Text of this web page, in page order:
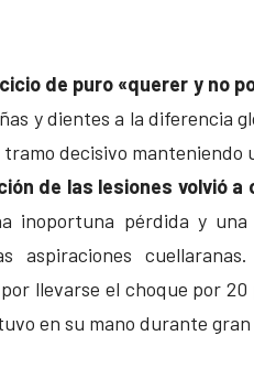
de puro «querer y no
y dientes a la diferencia
tramo decisivo
de las lesiones volvió a
inoportuna pérdida y
aspiraciones
llevarse el choque por
en su mano durante